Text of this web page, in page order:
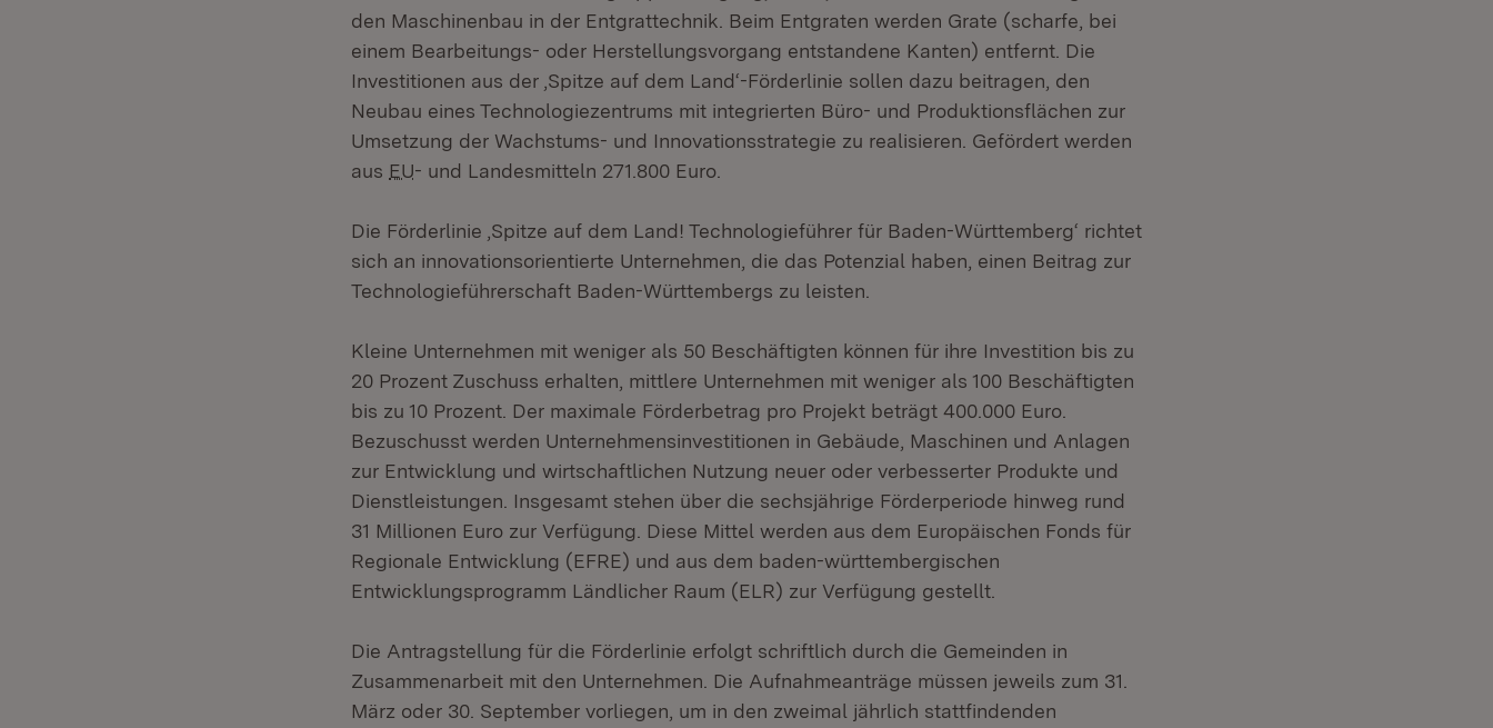
den Maschinenbau in der Entgrattechnik. Beim Entgraten werden Grate (scharfe, bei
einem Bearbeitungs- oder Herstellungsvorgang entstandene Kanten) entfernt. Die
Investitionen aus der ‚Spitze auf dem Land‘-Förderlinie sollen dazu beitragen, den
Neubau eines Technologiezentrums mit integrierten Büro- und Produktionsflächen zur
Umsetzung der Wachstums- und Innovationsstrategie zu realisieren. Gefördert werden
aus EU- und Landesmitteln 271.800 Euro.
Die Förderlinie ‚Spitze auf dem Land! Technologieführer für Baden-Württemberg‘ richtet
sich an innovationsorientierte Unternehmen, die das Potenzial haben, einen Beitrag zur
Technologieführerschaft Baden-Württembergs zu leisten.
Kleine Unternehmen mit weniger als 50 Beschäftigten können für ihre Investition bis zu
20 Prozent Zuschuss erhalten, mittlere Unternehmen mit weniger als 100 Beschäftigten
bis zu 10 Prozent. Der maximale Förderbetrag pro Projekt beträgt 400.000 Euro.
Bezuschusst werden Unternehmensinvestitionen in Gebäude, Maschinen und Anlagen
zur Entwicklung und wirtschaftlichen Nutzung neuer oder verbesserter Produkte und
Dienstleistungen. Insgesamt stehen über die sechsjährige Förderperiode hinweg rund
31 Millionen Euro zur Verfügung. Diese Mittel werden aus dem Europäischen Fonds für
Regionale Entwicklung (EFRE) und aus dem baden-württembergischen
Entwicklungsprogramm Ländlicher Raum (ELR) zur Verfügung gestellt.
Die Antragstellung für die Förderlinie erfolgt schriftlich durch die Gemeinden in
Zusammenarbeit mit den Unternehmen. Die Aufnahmeanträge müssen jeweils zum 31.
März oder 30. September vorliegen, um in den zweimal jährlich stattfindenden